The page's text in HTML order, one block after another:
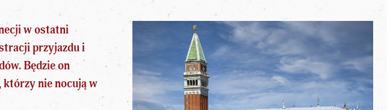
w ostatni
przyjazdu i
Będzie on
którzy nie nocują w